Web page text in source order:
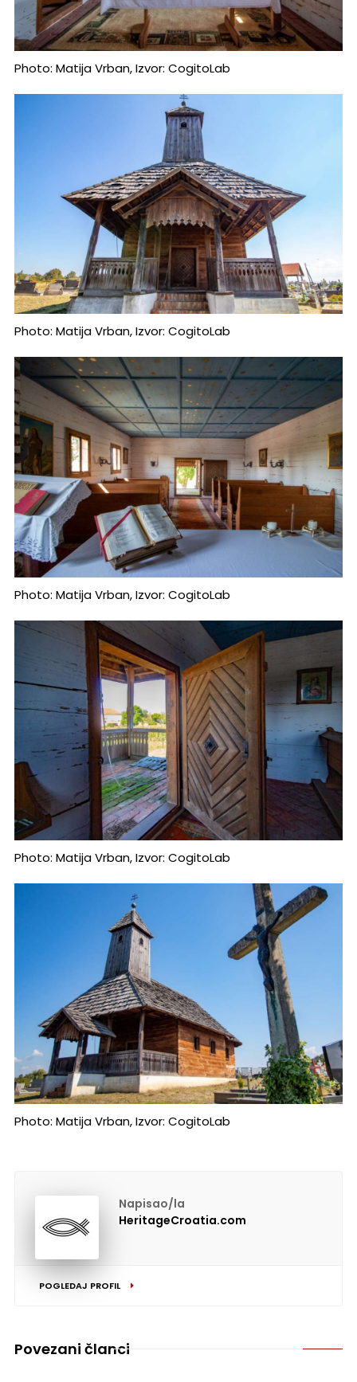
Photo: Matija Vrban, Izvor: CogitoLab
Photo: Matija Vrban, Izvor: CogitoLab
Photo: Matija Vrban, Izvor: CogitoLab
Photo: Matija Vrban, Izvor: CogitoLab
Photo: Matija Vrban, Izvor: CogitoLab
Napisao/la
HeritageCroatia.com
POGLEDAJ PROFIL
Povezani članci